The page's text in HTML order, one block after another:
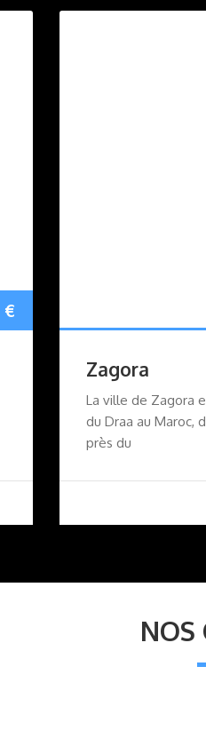
€
Zagora
La ville de Zagora
du Draa au Maroc,
près du
NOS